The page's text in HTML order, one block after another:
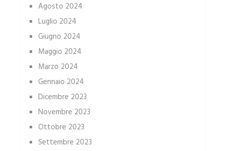
Agosto 2024
Luglio 2024
Giugno 2024
Maggio 2024
Marzo 2024
Gennaio 2024
Dicembre 2023
Novembre 2023
Ottobre 2023
Settembre 2023